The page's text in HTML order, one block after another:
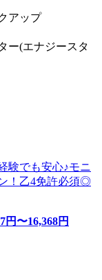
アップ
ー(エナジースタ
験でも安心♪モニ
！乙4免許必須◎
円〜16,368円